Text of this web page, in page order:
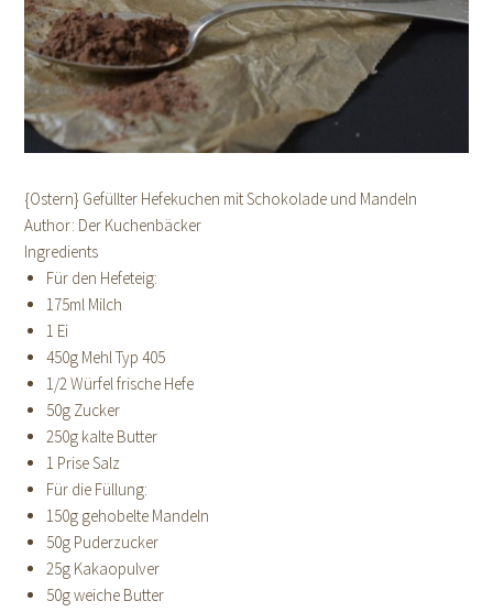
{Ostern} Gefüllter Hefekuchen mit Schokolade und Mandeln
Author: Der Kuchenbäcker
Ingredients
Für den Hefeteig:
175ml Milch
1 Ei
450g Mehl Typ 405
1/2 Würfel frische Hefe
50g Zucker
250g kalte Butter
1 Prise Salz
Für die Füllung:
150g gehobelte Mandeln
50g Puderzucker
25g Kakaopulver
50g weiche Butter